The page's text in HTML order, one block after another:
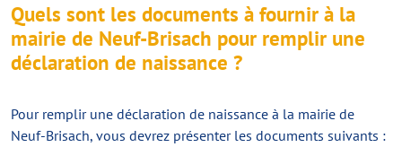
Quels sont les documents à fournir à la
mairie de Neuf-Brisach pour remplir une
déclaration de naissance ?
Pour remplir une déclaration de naissance à la mairie de
Neuf-Brisach, vous devrez présenter les documents suivants :